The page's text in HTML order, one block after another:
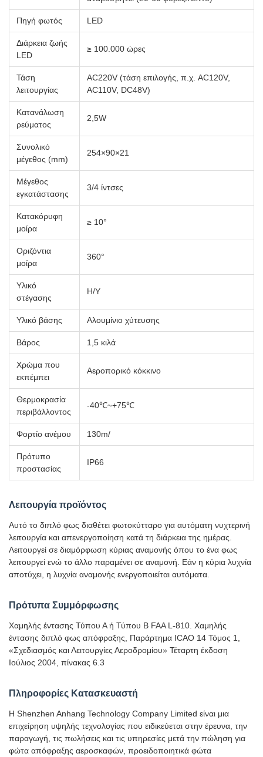
Πηγή φωτός LED
Διάρκεια ζωής
LED
≥ 100.000 ώρες
Τάση
λειτουργίας
AC220V (τάση επιλογής, π.χ. AC120V,
AC110V, DC48V)
Κατανάλωση
ρεύματος
2,5W
Συνολικό
μέγεθος (mm)
254×90×21
Μέγεθος
εγκατάστασης
3/4 ίντσες
Κατακόρυφη
μοίρα
≥ 10°
Οριζόντια
μοίρα
360°
Υλικό
στέγασης
Η/Υ
Υλικό βάσης Αλουμίνιο χύτευσης
Βάρος 1,5 κιλά
Χρώμα που
εκπέμπει
Αεροπορικό κόκκινο
Θερμοκρασία
περιβάλλοντος
-40℃~+75℃
Φορτίο ανέμου 130m/
Πρότυπο
προστασίας
IP66
Λειτουργία προϊόντος
Αυτό το διπλό φως διαθέτει φωτοκύτταρο για αυτόματη νυχτερινή
λειτουργία και απενεργοποίηση κατά τη διάρκεια της ημέρας.
Λειτουργεί σε διαμόρφωση κύριας αναμονής όπου το ένα φως
λειτουργεί ενώ το άλλο παραμένει σε αναμονή. Εάν η κύρια λυχνία
αποτύχει, η λυχνία αναμονής ενεργοποιείται αυτόματα.
Πρότυπα Συμμόρφωσης
Χαμηλής έντασης Τύπου Α ή Τύπου Β FAA L-810. Χαμηλής
έντασης διπλό φως απόφραξης, Παράρτημα ICAO 14 Τόμος 1,
«Σχεδιασμός και Λειτουργίες Αεροδρομίου» Τέταρτη έκδοση
Ιούλιος 2004, πίνακας 6.3
Πληροφορίες Κατασκευαστή
Η Shenzhen Anhang Technology Company Limited είναι μια
επιχείρηση υψηλής τεχνολογίας που ειδικεύεται στην έρευνα, την
παραγωγή, τις πωλήσεις και τις υπηρεσίες μετά την πώληση για
φώτα απόφραξης αεροσκαφών, προειδοποιητικά φώτα